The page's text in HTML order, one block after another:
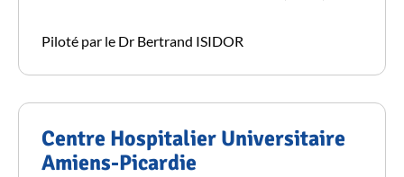
Piloté par le Dr Bertrand ISIDOR
Centre Hospitalier Universitaire
Amiens-Picardie